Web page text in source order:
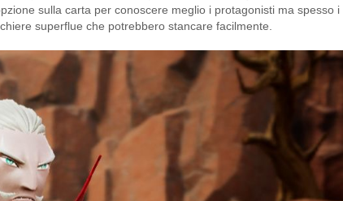
sulla carta per conoscere meglio i protagonisti ma spesso i
superflue che potrebbero stancare facilmente.